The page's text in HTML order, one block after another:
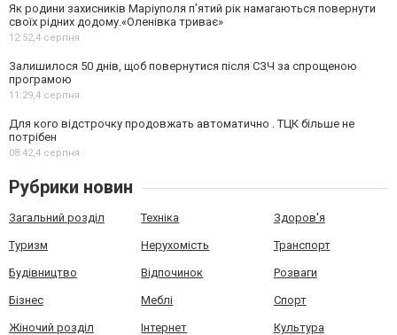
Як родини захисників Маріуполя пʼятий рік намагаються повернути
своїх рідних додому.«Оленівка триває»
12:52,4 серпня
Залишилося 50 днів, щоб повернутися після СЗЧ за спрощеною
програмою
11:29,4 серпня
Для кого відстрочку продовжать автоматично . ТЦК більше не
потрібен
08:42,4 серпня
Рубрики новин
Загальний розділ Техніка Здоров'я
Туризм Нерухомість Транспорт
Будівництво Відпочинок Розваги
Бізнес Меблі Спорт
Жіночий розділ Інтернет Культура